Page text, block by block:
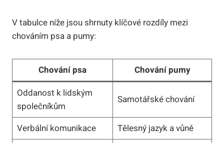
V tabulce níže jsou shrnuty klíčové rozdíly mezi
chováním psa a pumy:
Chování psa
Chování pumy
Oddanost k lidským
společníkům
Samotářské chování
Verbální komunikace Tělesný jazyk a vůně